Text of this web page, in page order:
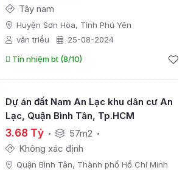
Tây nam
Huyện Sơn Hòa, Tỉnh Phú Yên
văn triều
25-08-2024
Tín nhiệm bt (8/10)
Dự án đất Nam An Lạc khu dân cư An
Lạc, Quận Bình Tân, Tp.HCM
3.68 Tỷ
57m2
Không xác định
Quận Bình Tân, Thành phố Hồ Chí Minh